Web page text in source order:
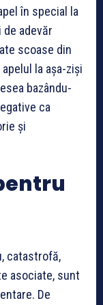
în special la
adevăr
scoase din
la așa-ziși
bazându-
ca
și
catastrofă,
asociate, sunt
De